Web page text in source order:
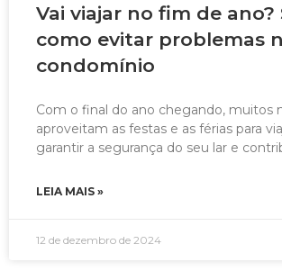
Vai viajar no fim de ano?
como evitar problemas
condomínio
Com o final do ano chegando, muitos
aproveitam as festas e as férias para
garantir a segurança do seu lar e
LEIA MAIS »
12 de dezembro de 2024